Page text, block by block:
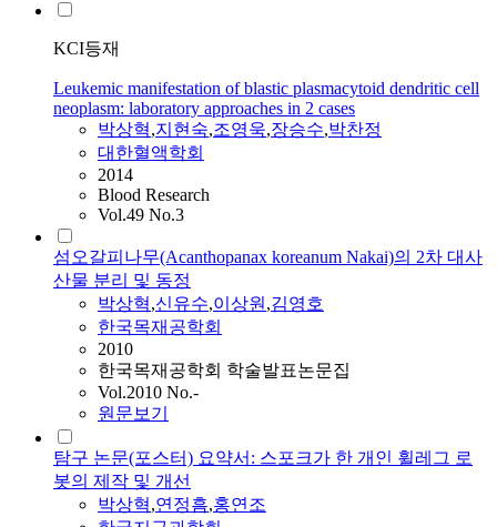
KCI등재
Leukemic manifestation of blastic plasmacytoid dendritic cell
neoplasm: laboratory approaches in 2 cases
박상혁,지현숙,조영욱,장승수,박찬정
대한혈액학회
2014
Blood Research
Vol.49 No.3
섬오갈피나무(Acanthopanax koreanum Nakai)의 2차 대사
산물 분리 및 동정
박상혁,신유수,이상원,김영호
한국목재공학회
2010
한국목재공학회 학술발표논문집
Vol.2010 No.-
원문보기
탐구 논문(포스터) 요약서: 스포크가 한 개인 휠레그 로
봇의 제작 및 개선
박상혁,연정흠,홍연조